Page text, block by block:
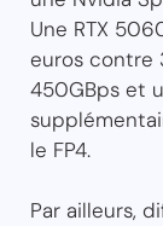
Une RTX
euros contre
450GBps et
le FP4.
Par ailleurs,